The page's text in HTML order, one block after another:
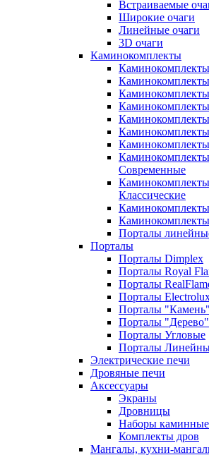
Встраиваемые
Широкие очаги
Линейные очаги
3D очаги
Каминокомплекты
Каминокомплекты
Современные
Каминокомплекты
Классические
Порталы
Порталы
Порталы Dimplex
Порталы Royal
Порталы
Порталы
Порталы "Камень"
Порталы "Дерево"
Порталы Угловые
Порталы
Электрические печи
Дровяные печи
Аксессуары
Экраны
Дровницы
Наборы каминные
Комплекты дров
Мангалы, кухни-